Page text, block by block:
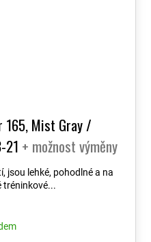
165, Mist Gray /
21 + možnost výměny
dní
jsou lehké, pohodlné a na
tréninkové...